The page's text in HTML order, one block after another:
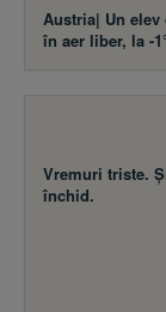
Austria| Un
în aer liber, la -
Vremuri triste.
închid.